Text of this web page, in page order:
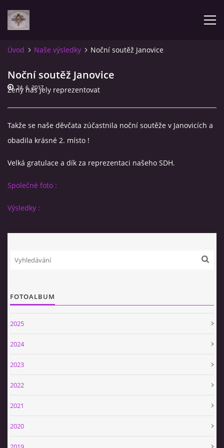
ÚVOD
POZVÁNKY NA SOUTĚŽE
ZPRÁVY
FOTOALBUM
HISTORIE
NAŠE TECHNIKA
INFORMACE
Úvod Naše výsledky Noční soutěž Janovice
Noční soutěž Janovice
Ženy nás jely reprezentovat
24. 6. 2017
Takže se naše děvčata zúčastnila noční soutěže v Janovicích a
obadila krásné 2. místo !
Velká gratulace a dík za reprezentaci našeho SDH.
Společné foto :
Výsledky :
FOTOALBUM
2025
2024
2023
2022
2021
2020